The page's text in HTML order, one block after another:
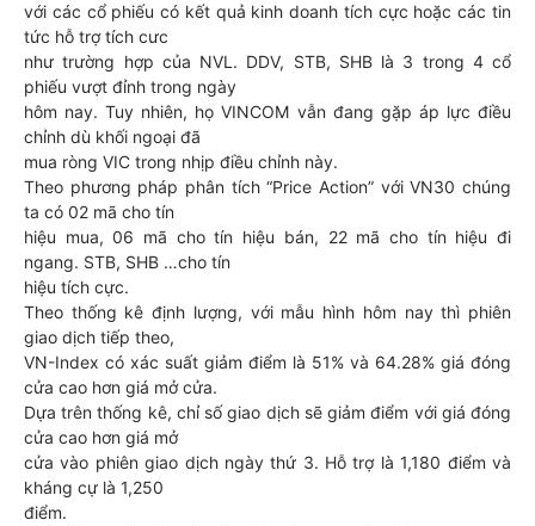
với các cổ phiếu có kết quả kinh doanh tích cực hoặc các tin
tức hỗ trợ tích cưc
như trường hợp của NVL. DDV, STB, SHB là 3 trong 4 cổ
phiếu vượt đỉnh trong ngày
hôm nay. Tuy nhiên, họ VINCOM vẫn đang gặp áp lực điều
chỉnh dù khối ngoại đã
mua ròng VIC trong nhịp điều chỉnh này.
Theo phương pháp phân tích “Price Action” với VN30 chúng
ta có 02 mã cho tín
hiệu mua, 06 mã cho tín hiệu bán, 22 mã cho tín hiệu đi
ngang. STB, SHB …cho tín
hiệu tích cực.
Theo thống kê định lượng, với mẫu hình hôm nay thì phiên
giao dịch tiếp theo,
VN-Index có xác suất giảm điểm là 51% và 64.28% giá đóng
cửa cao hơn giá mở cửa.
Dựa trên thống kê, chỉ số giao dịch sẽ giảm điểm với giá đóng
cửa cao hơn giá mở
cửa vào phiên giao dịch ngày thứ 3. Hỗ trợ là 1,180 điểm và
kháng cự là 1,250
điểm.